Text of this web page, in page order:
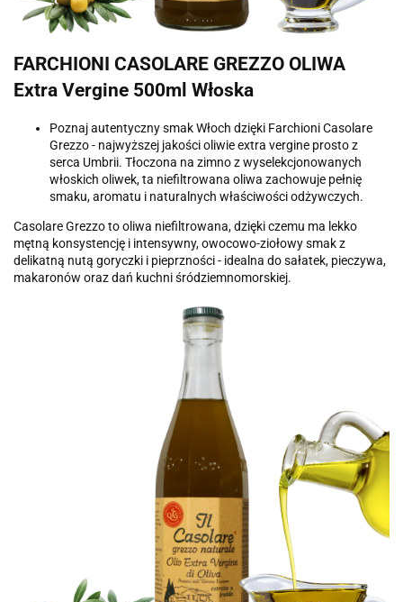
FARCHIONI CASOLARE GREZZO OLIWA
Extra Vergine 500ml Włoska
Poznaj autentyczny smak Włoch dzięki Farchioni Casolare
Grezzo - najwyższej jakości oliwie extra vergine prosto z
serca Umbrii. Tłoczona na zimno z wyselekcjonowanych
włoskich oliwek, ta niefiltrowana oliwa zachowuje pełnię
smaku, aromatu i naturalnych właściwości odżywczych.
Casolare Grezzo to oliwa niefiltrowana, dzięki czemu ma lekko
mętną konsystencję i intensywny, owocowo-ziołowy smak z
delikatną nutą goryczki i pieprzności - idealna do sałatek, pieczywa,
makaronów oraz dań kuchni śródziemnomorskiej.